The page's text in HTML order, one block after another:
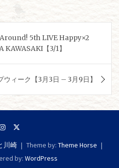
5th LIVE Happy×2
【3/1】
ウィーク【3月3日 – 3月9日】
川崎 Theme by: Theme Horse
by: WordPress